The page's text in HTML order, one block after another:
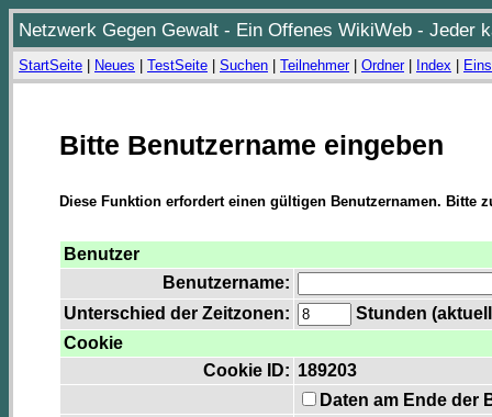
Netzwerk Gegen Gewalt - Ein Offenes WikiWeb - Jeder
StartSeite Neues TestSeite Suchen Teilnehmer| Ordner| Index
Bitte Benutzername eingeben
Diese Funktion erfordert einen gültigen Benutzernamen. Bitte
Benutzer
Benutzername:
Unterschied der Zeitzonen:
Stunden
Cookie
Cookie ID: 189203
Daten am Ende der